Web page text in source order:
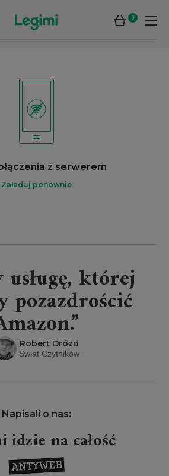
0
z serwerem
Załaduj ponownie
której
pozazdrościć
Robert Drózd
Świat Czytników
Napisali o nas:
idzie na całość